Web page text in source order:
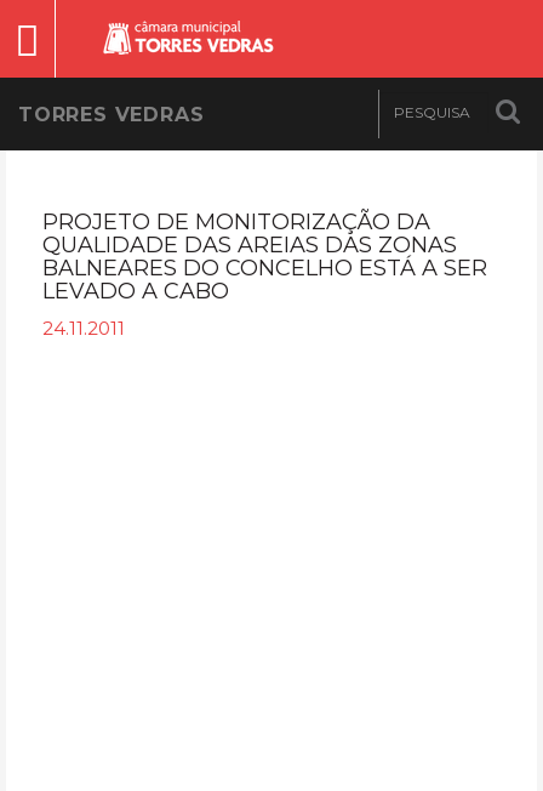
TORRES VEDRAS
PROJETO DE MONITORIZAÇÃO DA
QUALIDADE DAS AREIAS DAS ZONAS
BALNEARES DO CONCELHO ESTÁ A SER
LEVADO A CABO
24.11.2011